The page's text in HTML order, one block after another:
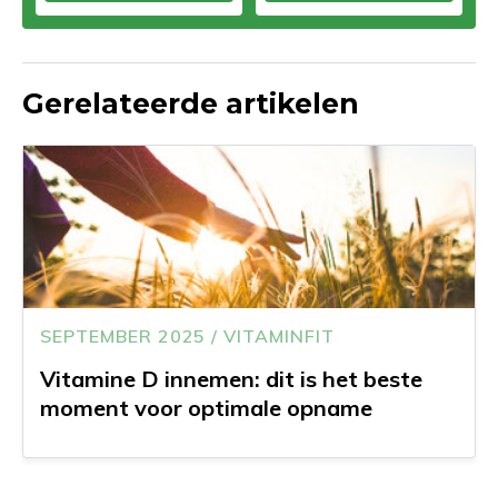
Gerelateerde artikelen
SEPTEMBER 2025 / VITAMINFIT
Vitamine D innemen: dit is het beste
moment voor optimale opname